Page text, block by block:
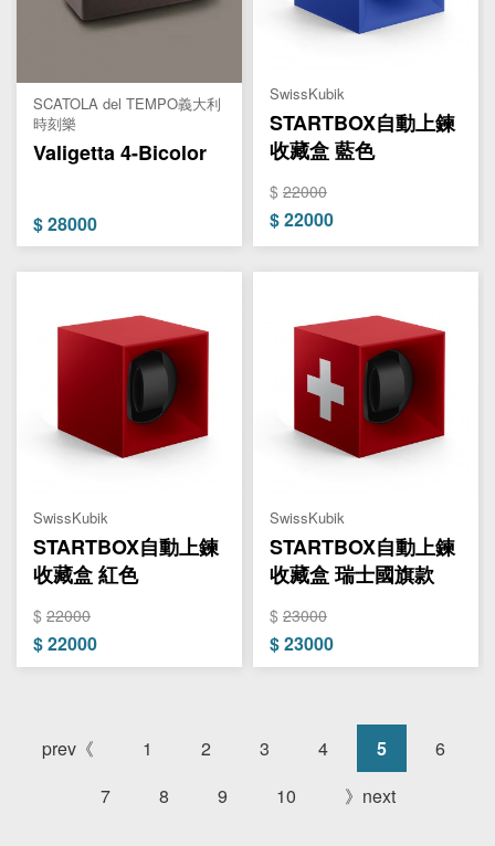
SCATOLA del TEMPO義大利
時刻樂
Valigetta 4-Bicolor
$28000
SwissKubik
STARTBOX自動上鍊
收藏盒 藍色
$ 22000
$22000
SwissKubik
STARTBOX自動上鍊
收藏盒 紅色
$ 22000
$22000
SwissKubik
STARTBOX自動上鍊
收藏盒 瑞士國旗款
$ 23000
$23000
prev《 1 2 3 4 5
6
7
8 9 10 》next